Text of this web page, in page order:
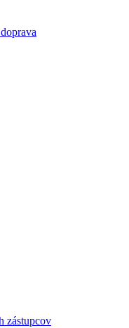
zástupcov